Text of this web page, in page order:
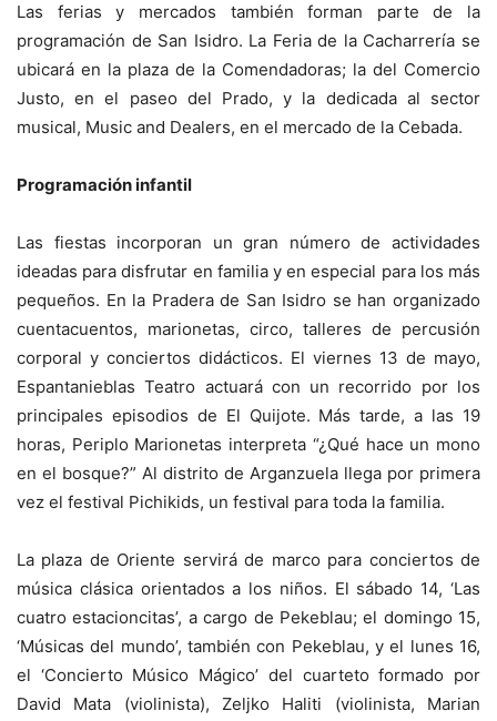
Las ferias y mercados también forman parte de la
programación de San Isidro. La Feria de la Cacharrería se
ubicará en la plaza de la Comendadoras; la del Comercio
Justo, en el paseo del Prado, y la dedicada al sector
musical, Music and Dealers, en el mercado de la Cebada.
Programación infantil
Las fiestas incorporan un gran número de actividades
ideadas para disfrutar en familia y en especial para los más
pequeños. En la Pradera de San Isidro se han organizado
cuentacuentos, marionetas, circo, talleres de percusión
corporal y conciertos didácticos. El viernes 13 de mayo,
Espantanieblas Teatro actuará con un recorrido por los
principales episodios de El Quijote. Más tarde, a las 19
horas, Periplo Marionetas interpreta “¿Qué hace un mono
en el bosque?” Al distrito de Arganzuela llega por primera
vez el festival Pichikids, un festival para toda la familia.
La plaza de Oriente servirá de marco para conciertos de
música clásica orientados a los niños. El sábado 14, ‘Las
cuatro estacioncitas’, a cargo de Pekeblau; el domingo 15,
‘Músicas del mundo’, también con Pekeblau, y el lunes 16,
el ‘Concierto Músico Mágico’ del cuarteto formado por
David Mata (violinista), Zeljko Haliti (violinista, Marian